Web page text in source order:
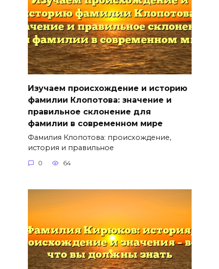
Изучаем происхождение и историю
фамилии Клопотова: значение и
правильное склонение для
фамилии в современном мире
Фамилия Клопотова: происхождение,
история и правильное
0 64